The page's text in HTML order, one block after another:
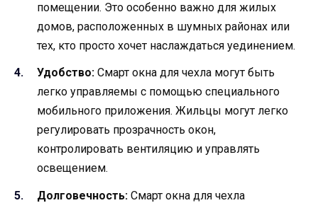
помещении. Это особенно важно для жилых
домов, расположенных в шумных районах или
тех, кто просто хочет наслаждаться уединением.
Удобство: Смарт окна для чехла могут быть
легко управляемы с помощью специального
мобильного приложения. Жильцы могут легко
регулировать прозрачность окон,
контролировать вентиляцию и управлять
освещением.
Долговечность: Смарт окна для чехла